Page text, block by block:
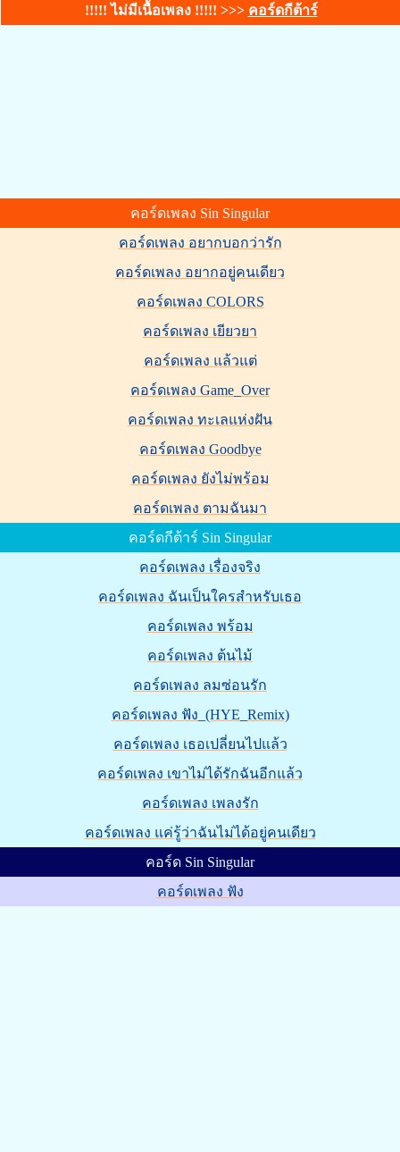
!!!!! ไม่มีเนื้อเพลง !!!!! >>> คอร์ดกีต้าร์
คอร์ดเพลง Sin Singular
คอร์ดเพลง อยากบอกว่ารัก
คอร์ดเพลง อยากอยู่คนเดียว
คอร์ดเพลง COLORS
คอร์ดเพลง เยียวยา
คอร์ดเพลง แล้วแต่
คอร์ดเพลง Game_Over
คอร์ดเพลง ทะเลแห่งฝัน
คอร์ดเพลง Goodbye
คอร์ดเพลง ยังไม่พร้อม
คอร์ดเพลง ตามฉันมา
คอร์ดกีต้าร์ Sin Singular
คอร์ดเพลง เรื่องจริง
คอร์ดเพลง ฉันเป็นใครสำหรับเธอ
คอร์ดเพลง พร้อม
คอร์ดเพลง ต้นไม้
คอร์ดเพลง ลมซ่อนรัก
คอร์ดเพลง ฟัง_(HYE_Remix)
คอร์ดเพลง เธอเปลี่ยนไปแล้ว
คอร์ดเพลง เขาไม่ได้รักฉันอีกแล้ว
คอร์ดเพลง เพลงรัก
คอร์ดเพลง แค่รู้ว่าฉันไม่ได้อยู่คนเดียว
คอร์ด Sin Singular
คอร์ดเพลง ฟัง